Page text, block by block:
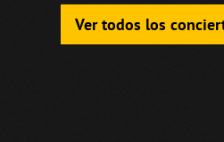
Ver todos los